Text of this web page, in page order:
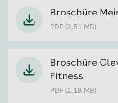
Broschüre
PDF (3,51 MB)
Broschüre
Fitness
PDF (1,18 MB)